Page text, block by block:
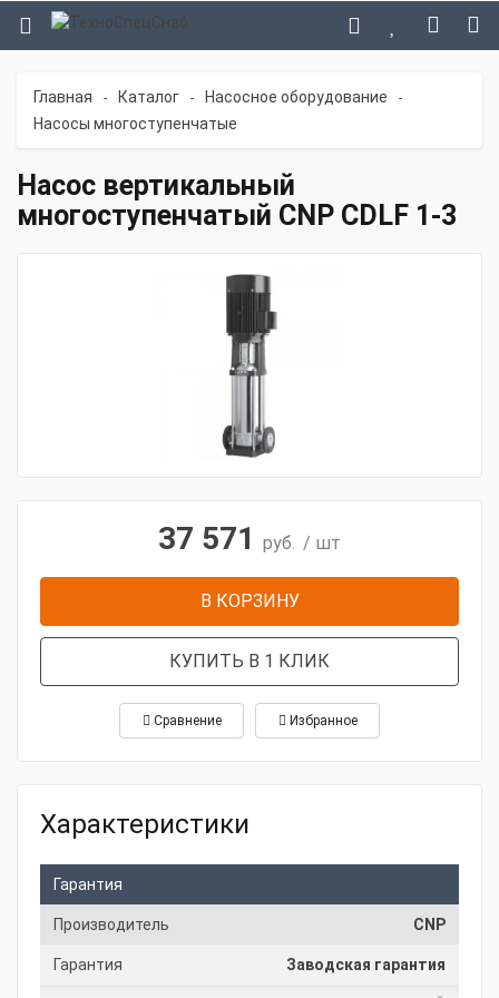
Главная - Каталог - Насосное оборудование -
Насосы многоступенчатые
Насос вертикальный
многоступенчатый CNP CDLF 1-3
37 571 руб. / шт
В КОРЗИНУ
КУПИТЬ В 1 КЛИК
Сравнение Избранное
Характеристики
Гарантия
Производитель CNP
Гарантия Заводская гарантия